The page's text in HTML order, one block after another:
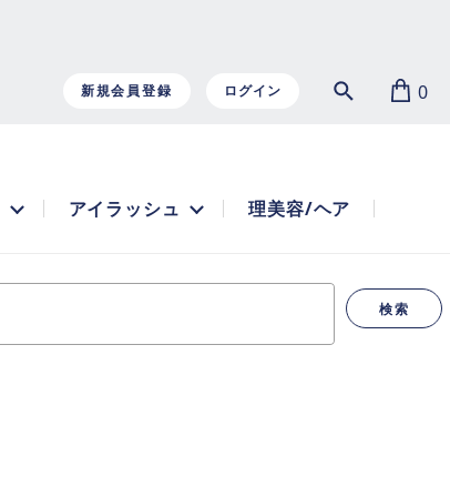
新規会員登録 ログイン 0
アイラッシュ 理美容/ヘア
検索